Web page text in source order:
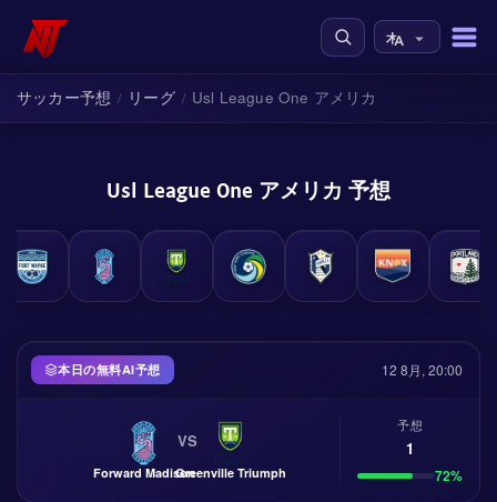
サッカー予想 / リーグ / Usl League One アメリカ
Usl League One アメリカ 予想
本日の無料AI予想 12 8月, 20:00
Forward Madison
VS
Greenville Triumph
予想
1
72%